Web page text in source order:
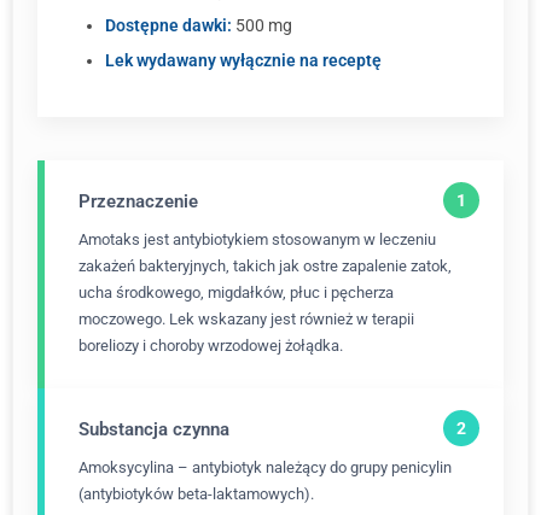
Dostępne dawki: 500 mg
Lek wydawany wyłącznie na receptę
Przeznaczenie
Amotaks jest antybiotykiem stosowanym w leczeniu
zakażeń bakteryjnych, takich jak ostre zapalenie zatok,
ucha środkowego, migdałków, płuc i pęcherza
moczowego. Lek wskazany jest również w terapii
boreliozy i choroby wrzodowej żołądka.
Substancja czynna
Amoksycylina – antybiotyk należący do grupy penicylin
(antybiotyków beta-laktamowych).